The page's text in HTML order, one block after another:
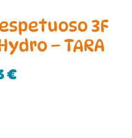
3F
– TARA
€